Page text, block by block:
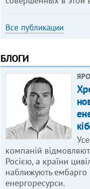
Все публикации
БЛОГИ
компаній
Росією, а країни
наближують ембарго
енергоресурси.